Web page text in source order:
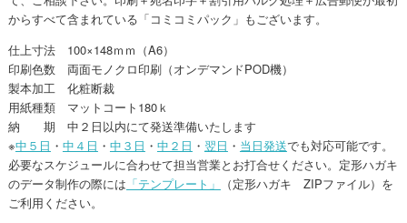
からすべて含まれている「コミコミパック」もございます。
仕上寸法 100×148ｍｍ（A6）
印刷色数 両面モノクロ印刷（オンデマンドPOD機）
製本加工 化粧断裁
用紙種類 マットコート180ｋ
納 期 中２日以内にて発送準備いたします
※中５日 ・ 中４日 ・ 中３日 ・ 中２日 ・ 翌日 ・ 当日発送でも対応可能です。
必要なスケジュールに合わせて担当営業とお打合せください。定形ハガキ
のデータ制作の際には 「テンプレート」
（定形ハガキ ZIPファイル）を
ご利用ください。